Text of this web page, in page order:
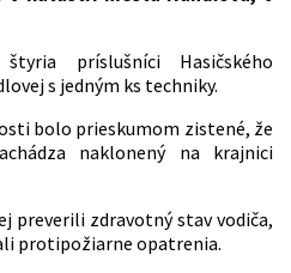
príslušníci Hasičského
s jedným ks techniky.
bolo prieskumom zistené, že
naklonený na krajnici
preverili zdravotný stav vodiča,
protipožiarne opatrenia.